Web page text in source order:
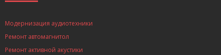
Модернизация аудиотехники
Ремонт автомагнитол
Ремонт активной акустики